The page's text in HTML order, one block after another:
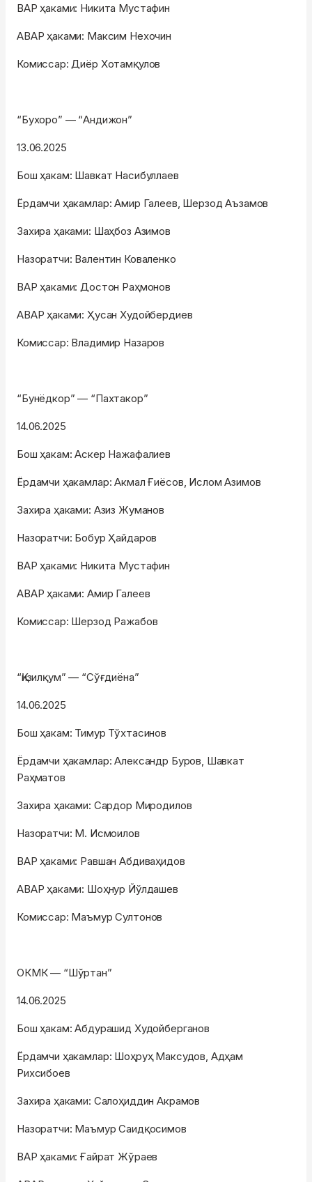
ВАР ҳаками: Никита Мустафин
АВАР ҳаками: Максим Нехочин
Комиссар: Диёр Хотамқулов
“Бухоро” — “Андижон”
13.06.2025
Бош ҳакам: Шавкат Насибуллаев
Ёрдамчи ҳакамлар: Амир Галеев, Шерзод Аъзамов
Захира ҳаками: Шаҳбоз Азимов
Назоратчи: Валентин Коваленко
ВАР ҳаками: Достон Раҳмонов
АВАР ҳаками: Ҳусан Худойбердиев
Комиссар: Владимир Назаров
“Бунёдкор” — “Пахтакор”
14.06.2025
Бош ҳакам: Аскер Нажафалиев
Ёрдамчи ҳакамлар: Акмал Ғиёсов, Ислом Азимов
Захира ҳаками: Азиз Жуманов
Назоратчи: Бобур Ҳайдаров
ВАР ҳаками: Никита Мустафин
АВАР ҳаками: Амир Галеев
Комиссар: Шерзод Ражабов
“Қизилқум” — “Сўғдиёна”
14.06.2025
Бош ҳакам: Тимур Тўхтасинов
Ёрдамчи ҳакамлар: Александр Буров, Шавкат
Раҳматов
Захира ҳаками: Сардор Миродилов
Назоратчи: М. Исмоилов
ВАР ҳаками: Равшан Абдиваҳидов
АВАР ҳаками: Шоҳнур Йўлдашев
Комиссар: Маъмур Султонов
ОКМК — “Шўртан”
14.06.2025
Бош ҳакам: Абдурашид Худойберганов
Ёрдамчи ҳакамлар: Шоҳруҳ Максудов, Адҳам
Рихсибоев
Захира ҳаками: Салоҳиддин Акрамов
Назоратчи: Маъмур Саидқосимов
ВАР ҳаками: Ғайрат Жўраев